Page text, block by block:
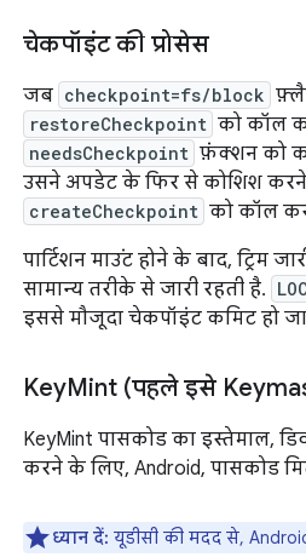
चेकपॉइंट की प्रोसेस
जब checkpoint=fs/block
restoreCheckpoint को कॉल
needsCheckpoint फ़ंक्शन को
उसने अपडेट के फिर से कोशिश करने
createCheckpoint को कॉल
पार्टिशन माउंट होने के बाद,
सामान्य तरीके से जारी रहती है.
इससे मौजूदा चेकपॉइंट कमिट हो
KeyMint (पहले इसे
KeyMint पासकोड का इस्तेमाल,
करने के लिए, Android, पासकोड
ध्यान दें: यूडीसी की मदद से,